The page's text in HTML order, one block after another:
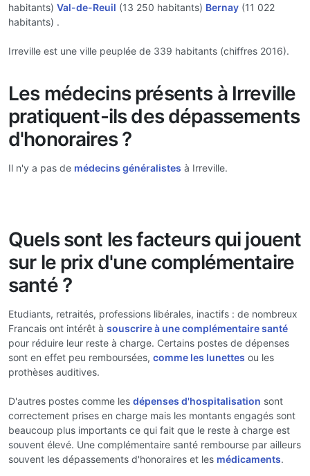
habitants) Val-de-Reuil (13 250 habitants) Bernay (11 022
habitants) .
Irreville est une ville peuplée de 339 habitants (chiffres 2016).
Les médecins présents à Irreville
pratiquent-ils des dépassements
d'honoraires ?
Il n'y a pas de médecins généralistes à Irreville.
Quels sont les facteurs qui jouent
sur le prix d'une complémentaire
santé ?
Etudiants, retraités, professions libérales, inactifs : de nombreux
Francais ont intérêt à souscrire à une complémentaire santé
pour réduire leur reste à charge. Certains postes de dépenses
sont en effet peu remboursées, comme les lunettes ou les
prothèses auditives.
D'autres postes comme les dépenses d'hospitalisation sont
correctement prises en charge mais les montants engagés sont
beaucoup plus importants ce qui fait que le reste à charge est
souvent élevé. Une complémentaire santé rembourse par ailleurs
souvent les dépassements d'honoraires et les médicaments.